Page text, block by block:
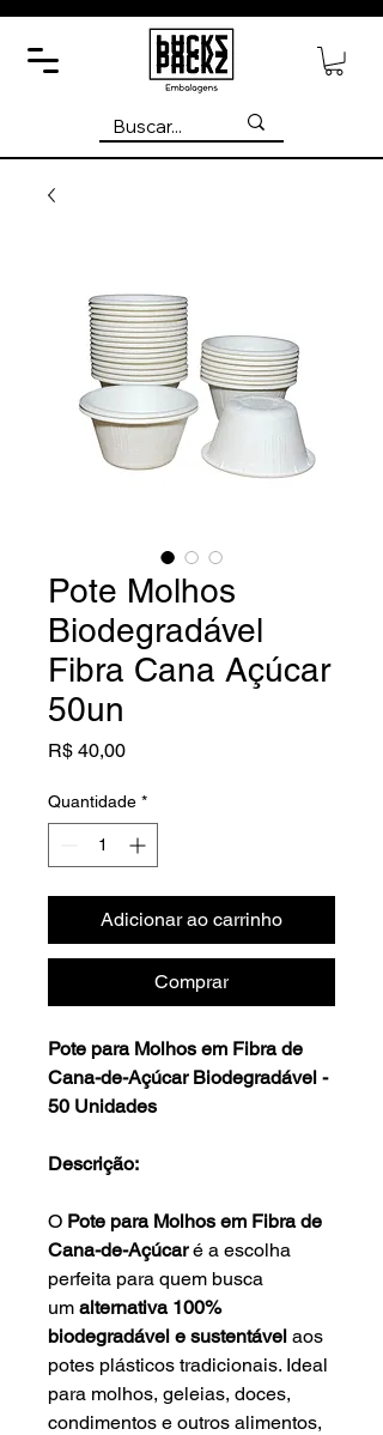
Pote Molhos
Biodegradável
Fibra Cana Açúcar
50un
R$ 40,00Preço
Quantidade *
Adicionar ao carrinho
Comprar
Pote para Molhos em Fibra de
Cana-de-Açúcar Biodegradável -
50 Unidades
Descrição:
O Pote para Molhos em Fibra de
Cana-de-Açúcaré a escolha
perfeita para quem busca
um alternativa 100%
biodegradável e sustentável aos
potes plásticos tradicionais. Ideal
para molhos, geleias, doces,
condimentos e outros alimentos,